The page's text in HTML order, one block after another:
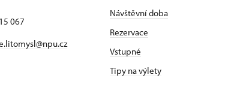
067
Návštěvní doba
Rezervace
Vstupné
Tipy na výlety